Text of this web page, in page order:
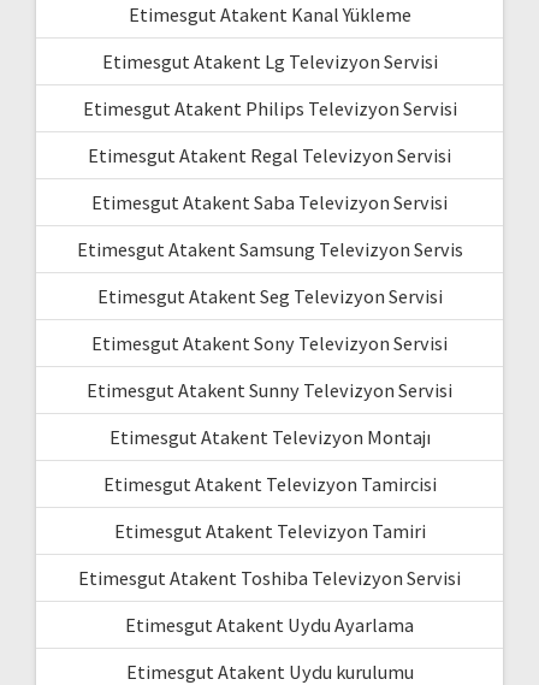
Etimesgut Atakent Kanal Yükleme
Etimesgut Atakent Lg Televizyon Servisi
Etimesgut Atakent Philips Televizyon Servisi
Etimesgut Atakent Regal Televizyon Servisi
Etimesgut Atakent Saba Televizyon Servisi
Etimesgut Atakent Samsung Televizyon Servis
Etimesgut Atakent Seg Televizyon Servisi
Etimesgut Atakent Sony Televizyon Servisi
Etimesgut Atakent Sunny Televizyon Servisi
Etimesgut Atakent Televizyon Montajı
Etimesgut Atakent Televizyon Tamircisi
Etimesgut Atakent Televizyon Tamiri
Etimesgut Atakent Toshiba Televizyon Servisi
Etimesgut Atakent Uydu Ayarlama
Etimesgut Atakent Uydu kurulumu